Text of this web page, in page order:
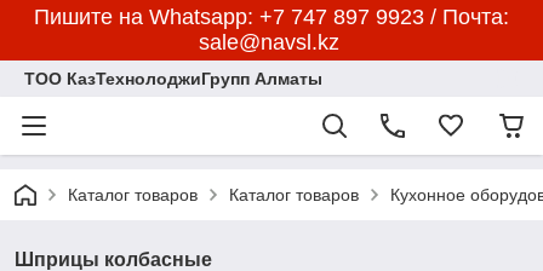
Пишите на Whatsapp: +7 747 897 9923 / Почта:
sale@navsl.kz
ТОО КазТехнолоджиГрупп Алматы
Каталог товаров Каталог товаров Кухонное
Шприцы колбасные